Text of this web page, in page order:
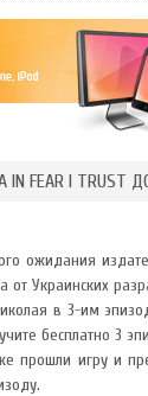
FEAR I TRUST
ожидания
Украинских
в 3-им
бесплатно 3
прошли игру и